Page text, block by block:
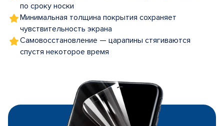
по сроку носки
Минимальная толщина покрытия сохраняет
чувствительность экрана
Самовосстановление — царапины стягиваются
спустя некоторое время